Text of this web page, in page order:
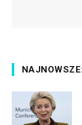
NAJNOWSZE: